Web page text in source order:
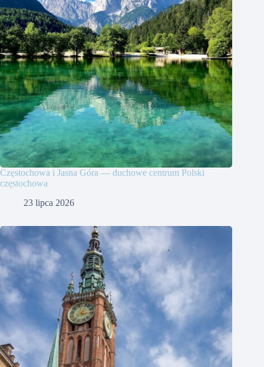
Częstochowa i Jasna Góra — duchowe centrum Polski
częstochowa
23 lipca 2026